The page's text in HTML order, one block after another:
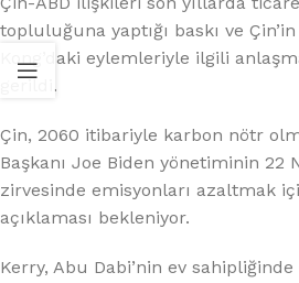
topluluğuna yaptığı baskı ve
Kong’daki eylemleriyle ilgili
gerildi.
Çin, 2060 itibariyle karbon nötr
Başkanı Joe Biden yönetiminin 22
zirvesinde emisyonları azaltmak
açıklaması bekleniyor.
Kerry, Abu Dabi’nin ev